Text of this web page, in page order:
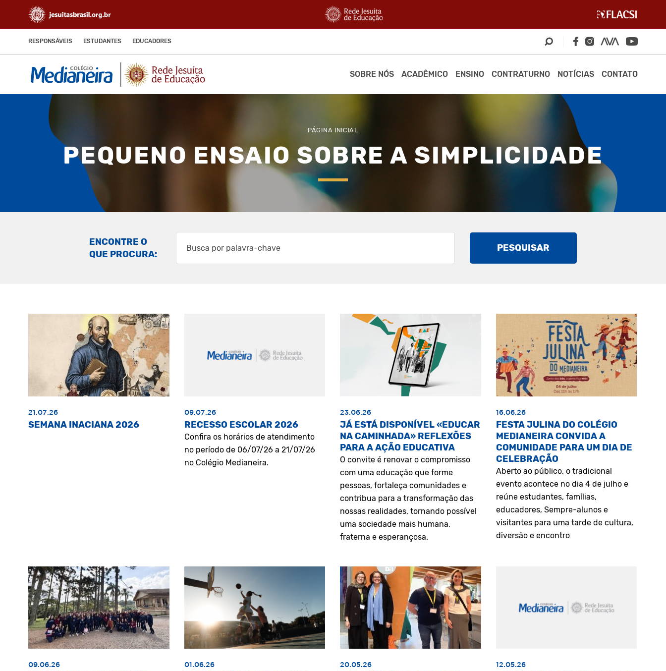
RESPONSÁVEIS ESTUDANTES EDUCADORES
SOBRE NÓS ACADÊMICO ENSINO CONTRATURNO NOTÍCIAS CONTATO
PÁGINA INICIAL
PEQUENO ENSAIO SOBRE A SIMPLICIDADE
ENCONTRE O
QUE PROCURA:
PESQUISAR
21.07.26
SEMANA INACIANA 2026
09.07.26
RECESSO ESCOLAR 2026
Confira os horários de atendimento
no período de 06/07/26 a 21/07/26
no Colégio Medianeira.
23.06.26
JÁ ESTÁ DISPONÍVEL «EDUCAR
NA CAMINHADA» REFLEXÕES
PARA A AÇÃO EDUCATIVA
O convite é renovar o compromisso
com uma educação que forme
pessoas, fortaleça comunidades e
contribua para a transformação das
nossas realidades, tornando possível
uma sociedade mais humana,
fraterna e esperançosa.
16.06.26
FESTA JULINA DO COLÉGIO
MEDIANEIRA CONVIDA A
COMUNIDADE PARA UM DIA DE
CELEBRAÇÃO
Aberto ao público, o tradicional
evento acontece no dia 4 de julho e
reúne estudantes, famílias,
educadores, Sempre-alunos e
visitantes para uma tarde de cultura,
diversão e encontro
09.06.26 01.06.26 20.05.26 12.05.26